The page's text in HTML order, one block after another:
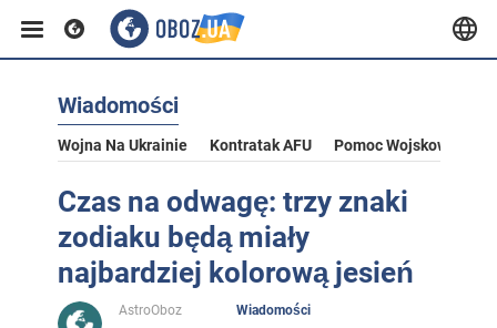
Wiadomości
Wojna Na Ukrainie Kontratak AFU Pomoc Wojskowa Dla
Czas na odwagę: trzy znaki
zodiaku będą miały
najbardziej kolorową jesień
AstroOboz
Wiadomości